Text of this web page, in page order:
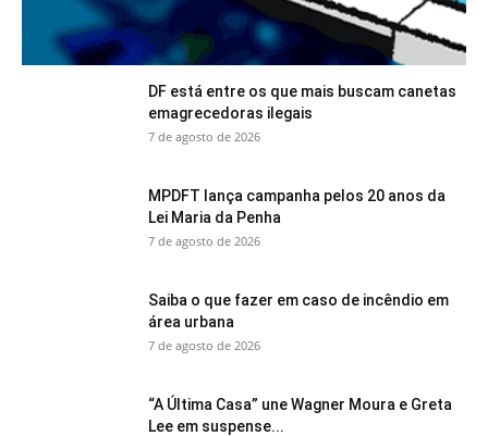
DF está entre os que mais buscam canetas
emagrecedoras ilegais
7 de agosto de 2026
MPDFT lança campanha pelos 20 anos da
Lei Maria da Penha
7 de agosto de 2026
Saiba o que fazer em caso de incêndio em
área urbana
7 de agosto de 2026
“A Última Casa” une Wagner Moura e Greta
Lee em suspense...